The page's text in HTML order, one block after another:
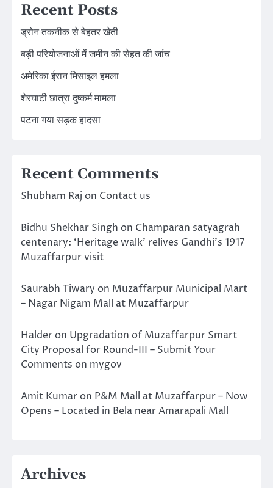
Recent Posts
ड्रोन तकनीक से बेहतर खेती
बड़ी परियोजनाओं में जमीन की सेहत की जांच
अमेरिका ईरान मिसाइल हमला
शेरघाटी छात्रा दुष्कर्म मामला
पटना गया सड़क हादसा
Recent Comments
Shubham Raj on Contact us
Bidhu Shekhar Singh on Champaran satyagrah
centenary: ‘Heritage walk’ relives Gandhi’s 1917
Muzaffarpur visit
Saurabh Tiwary on Muzaffarpur Municipal Mart
– Nagar Nigam Mall at Muzaffarpur
Halder on Upgradation of Muzaffarpur Smart
City Proposal for Round-III – Submit Your
Comments on mygov
Amit Kumar on P&M Mall at Muzaffarpur – Now
Opens – Located in Bela near Amarapali Mall
Archives